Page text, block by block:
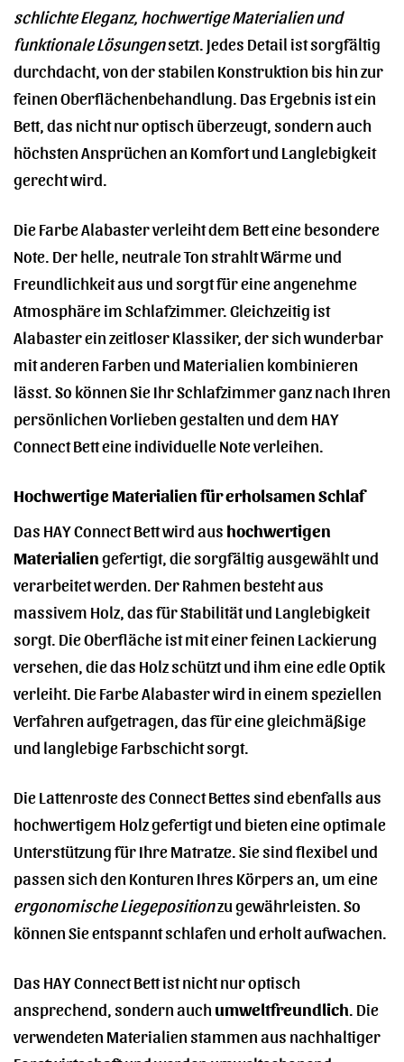
schlichte Eleganz, hochwertige Materialien und
funktionale Lösungensetzt. Jedes Detail ist sorgfältig
durchdacht, von der stabilen Konstruktion bis hin zur
feinen Oberflächenbehandlung. Das Ergebnis ist ein
Bett, das nicht nur optisch überzeugt, sondern auch
höchsten Ansprüchen an Komfort und Langlebigkeit
gerecht wird.
Die Farbe Alabaster verleiht dem Bett eine besondere
Note. Der helle, neutrale Ton strahlt Wärme und
Freundlichkeit aus und sorgt für eine angenehme
Atmosphäre im Schlafzimmer. Gleichzeitig ist
Alabaster ein zeitloser Klassiker, der sich wunderbar
mit anderen Farben und Materialien kombinieren
lässt. So können Sie Ihr Schlafzimmer ganz nach Ihren
persönlichen Vorlieben gestalten und dem HAY
Connect Bett eine individuelle Note verleihen.
Hochwertige Materialien für erholsamen Schlaf
Das HAY Connect Bett wird aus hochwertigen
Materialiengefertigt, die sorgfältig ausgewählt und
verarbeitet werden. Der Rahmen besteht aus
massivem Holz, das für Stabilität und Langlebigkeit
sorgt. Die Oberfläche ist mit einer feinen Lackierung
versehen, die das Holz schützt und ihm eine edle Optik
verleiht. Die Farbe Alabaster wird in einem speziellen
Verfahren aufgetragen, das für eine gleichmäßige
und langlebige Farbschicht sorgt.
Die Lattenroste des Connect Bettes sind ebenfalls aus
hochwertigem Holz gefertigt und bieten eine optimale
Unterstützung für Ihre Matratze. Sie sind flexibel und
passen sich den Konturen Ihres Körpers an, um eine
ergonomische Liegepositionzu gewährleisten. So
können Sie entspannt schlafen und erholt aufwachen.
Das HAY Connect Bett ist nicht nur optisch
ansprechend, sondern auch umweltfreundlich . Die
verwendeten Materialien stammen aus nachhaltiger